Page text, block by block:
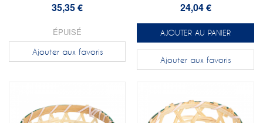
35,35 €
ÉPUISÉ
Ajouter aux favoris
24,04 €
AJOUTER AU PANIER
Ajouter aux favoris